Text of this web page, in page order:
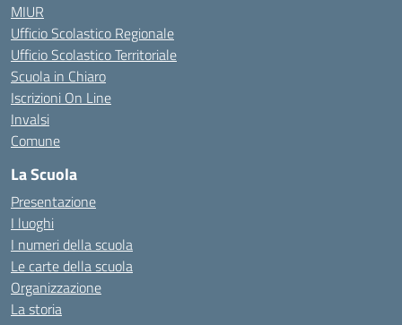
MIUR
Ufficio Scolastico Regionale
Ufficio Scolastico Territoriale
Scuola in Chiaro
Iscrizioni On Line
Invalsi
Comune
La Scuola
Presentazione
I luoghi
I numeri della scuola
Le carte della scuola
Organizzazione
La storia